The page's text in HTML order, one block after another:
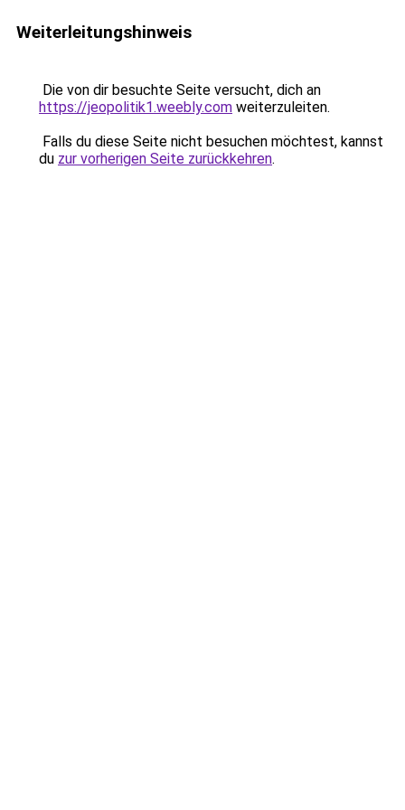
Weiterleitungshinweis
Die von dir besuchte Seite versucht, dich an
https://jeopolitik1.weebly.com weiterzuleiten.
Falls du diese Seite nicht besuchen möchtest, kannst
du zur vorherigen Seite zurückkehren.